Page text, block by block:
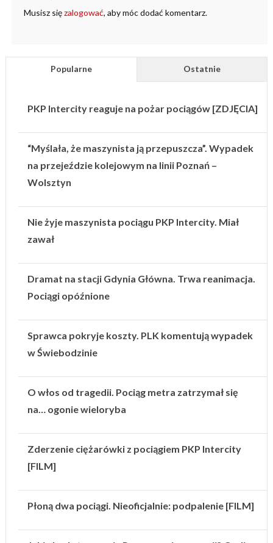
Musisz sięzalogować, aby móc dodać komentarz.
Popularne Ostatnie
PKP Intercity reaguje na pożar pociągów [ZDJĘCIA]
“Myślała, że maszynista ją przepuszcza”. Wypadek
na przejeździe kolejowym na linii Poznań –
Wolsztyn
Nie żyje maszynista pociągu PKP Intercity. Miał
zawał
Dramat na stacji Gdynia Główna. Trwa reanimacja.
Pociągi opóźnione
Sprawca pokryje koszty. PLK komentują wypadek
w Świebodzinie
O włos od tragedii. Pociąg metra zatrzymał się
na… ogonie wieloryba
Zderzenie ciężarówki z pociągiem PKP Intercity
[FILM]
Płoną dwa pociągi. Nieoficjalnie: podpalenie [FILM]